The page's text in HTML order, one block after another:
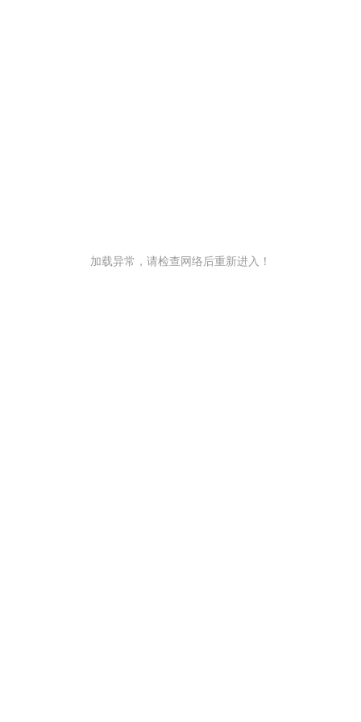
加载异常，请检查网络后重新进入！